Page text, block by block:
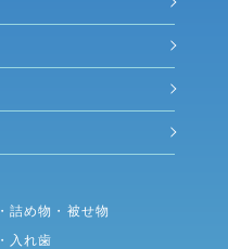
・詰め物・被せ物
・入れ歯